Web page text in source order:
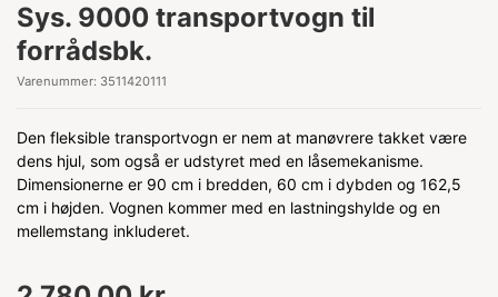
Sys. 9000 transportvogn til
forrådsbk.
Varenummer: 3511420111
Den fleksible transportvogn er nem at manøvrere takket være
dens hjul, som også er udstyret med en låsemekanisme.
Dimensionerne er 90 cm i bredden, 60 cm i dybden og 162,5
cm i højden. Vognen kommer med en lastningshylde og en
mellemstang inkluderet.